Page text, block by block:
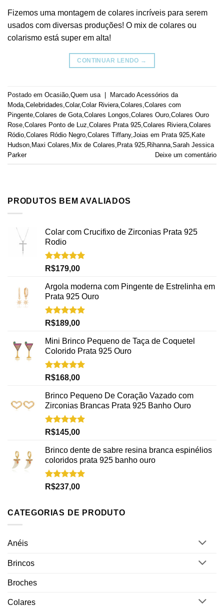
Fizemos uma montagem de colares incríveis para serem
usados com diversas produções! O mix de colares ou
colarismo está super em alta!
CONTINUAR LENDO →
Postado em Ocasião Quem usa | Marcado Acessórios da
Moda Celebridades Colar,Colar Riviera Colares Colares com
Pingente Colares de Gota Colares Longos Colares Ouro Colares Ouro
Rose Colares Ponto de Luz Colares Prata 925 Colares Riviera Colares
Ródio Colares Ródio Negro Colares Tiffany, Joias em Prata 925 Kate
Hudson Maxi Colares Mix de Colares Prata 925 Rihanna Sarah Jessica
Parker
Deixe um comentário
PRODUTOS BEM AVALIADOS
Colar com Crucifixo de Zirconias Prata 925
Rodio
Avaliação
R$179,00
Argola moderna com Pingente de Estrelinha em
Prata 925 Ouro
Avaliação
R$189,00
Mini Brinco Pequeno de Taça de Coquetel
Colorido Prata 925 Ouro
Avaliação
R$168,00
Brinco Pequeno De Coração Vazado com
Zirconias Brancas Prata 925 Banho Ouro
Avaliação
R$145,00
Brinco dente de sabre resina branca espinélios
coloridos prata 925 banho ouro
Avaliação
R$237,00
CATEGORIAS DE PRODUTO
Anéis
Brincos
Broches
Colares